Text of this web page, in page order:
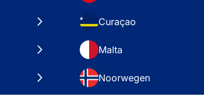
Curaçao
Malta
Noorwegen